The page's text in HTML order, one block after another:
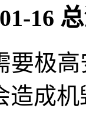
16
极高
造成